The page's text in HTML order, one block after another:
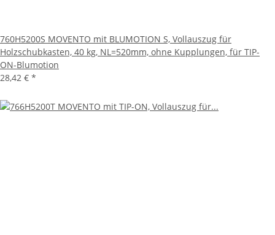
760H5200S MOVENTO mit BLUMOTION S, Vollauszug für
Holzschubkasten, 40 kg, NL=520mm, ohne Kupplungen, für TIP-
ON-Blumotion
28,42 € *